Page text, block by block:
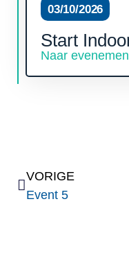
03/10/2026
Start
Naar
VORIGE
Event 5